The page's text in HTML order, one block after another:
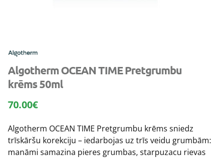
Algotherm OCEAN TIME Pretgrumbu
krēms 50ml
70.00€
Algotherm OCEAN TIME Pretgrumbu krēms sniedz
trīskāršu korekciju – iedarbojas uz trīs veidu grumbām:
manāmi samazina pieres grumbas, starpuzacu rievas